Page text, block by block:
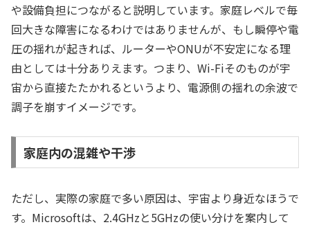
や設備負担につながると説明しています。家庭レベルで毎
回大きな障害になるわけではありませんが、もし瞬停や電
圧の揺れが起きれば、ルーターやONUが不安定になる理
由としては十分ありえます。つまり、Wi-Fiそのものが宇
宙から直接たたかれるというより、電源側の揺れの余波で
調子を崩すイメージです。
家庭内の混雑や干渉
ただし、実際の家庭で多い原因は、宇宙より身近なほうで
す。Microsoftは、2.4GHzと5GHzの使い分けを案内して